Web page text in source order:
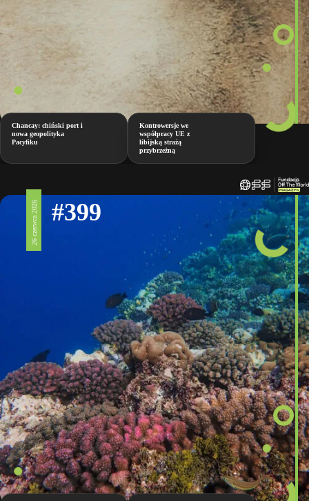
Chancay: chiński port i
nowa geopolityka
Pacyfiku
Kontrowersje we
współpracy UE z
libijską strażą
przybrzeżną
26 czerwca 2026 #399